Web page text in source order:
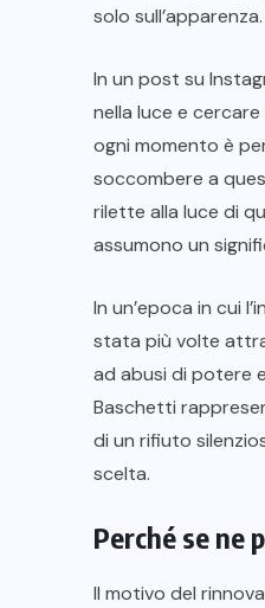
solo sull’apparenza.
In un post su
nella luce e
ogni momento è
soccombere a
rilette alla luce di
assumono un
In un’epoca in cui
stata più volte
ad abusi di potere
Baschetti
di un rifiuto
scelta.
Perché se ne
Il motivo del